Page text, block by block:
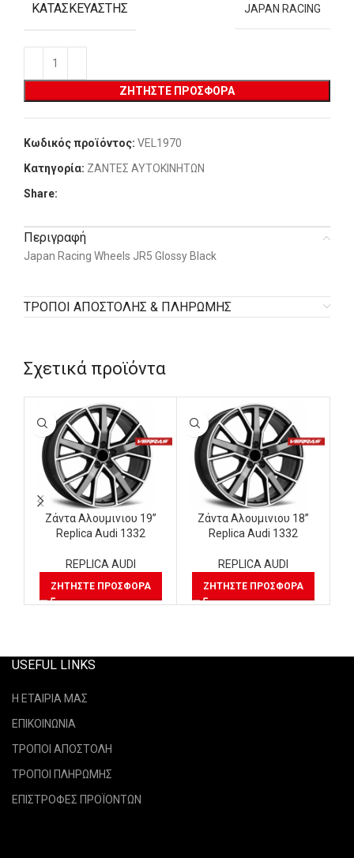
ΚΑΤΑΣΚΕΥΑΣΤΉΣ JAPAN RACING
ΖΗΤΉΣΤΕ ΠΡΟΣΦΟΡΆ
Κωδικός προϊόντος: VEL1970
Κατηγορία: ΖΑΝΤΕΣ ΑΥΤΟΚΙΝΗΤΩΝ
Share:
Περιγραφή
Japan Racing Wheels JR5 Glossy Black
ΤΡΟΠΟΙ ΑΠΟΣΤΟΛΗΣ & ΠΛΗΡΩΜΗΣ
Σχετικά προϊόντα
Ζάντα Αλουμινιου 19”
Replica Audi 1332
REPLICA AUDI
ΖΗΤΉΣΤΕ ΠΡΟΣΦΟΡΆ
Ζάντα Αλουμινιου 18”
Replica Audi 1332
REPLICA AUDI
ΖΗΤΉΣΤΕ ΠΡΟΣΦΟΡΆ
USEFUL LINKS
Η ΕΤΑΙΡΙΑ ΜΑΣ
ΕΠΙΚΟΙΝΩΝΙΑ
ΤΡΟΠΟΙ ΑΠΟΣΤΟΛΗ
ΤΡΟΠΟΙ ΠΛΗΡΩΜΗΣ
ΕΠΙΣΤΡΟΦΕΣ ΠΡΟΪΟΝΤΩΝ